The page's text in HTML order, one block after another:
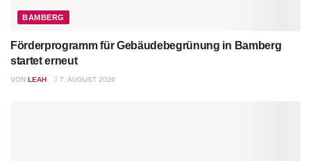
BAMBERG
Förderprogramm für Gebäudebegrünung in Bamberg
startet erneut
VON LEAH 7. AUGUST 2026